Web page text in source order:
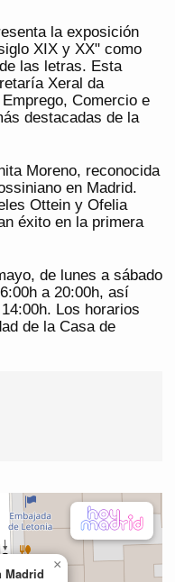
la exposición
XIX y XX" como
las letras. Esta
Xeral da
Comercio e
destacadas de la
Moreno, reconocida
en Madrid.
Ottein y Ofelia
éxito en la primera
de lunes a sábado
a 20:00h, así
Los horarios
de la Casa de